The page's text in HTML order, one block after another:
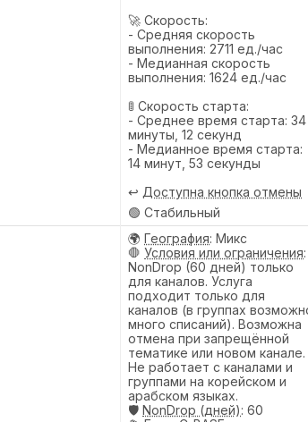
🚀 Скорость:
- Средняя скорость
выполнения: 2711 ед./час
- Медианная скорость
выполнения: 1624 ед./час
🚦 Скорость старта:
- Среднее время старта: 34
минуты, 12 секунд
- Медианное время старта:
14 минут, 53 секунды
↩️ Доступна кнопка отмены
🟢 Стабильный
🌍 География: Микс
🛑 Условия или ограничения:
NonDrop (60 дней) только
для каналов. Услуга
подходит только для
каналов (в группах
много списаний). Возможна
отмена при запрещённой
тематике или новом канале.
Не работает с каналами и
группами на корейском и
арабском языках.
🛡️ NonDrop (дней): 60